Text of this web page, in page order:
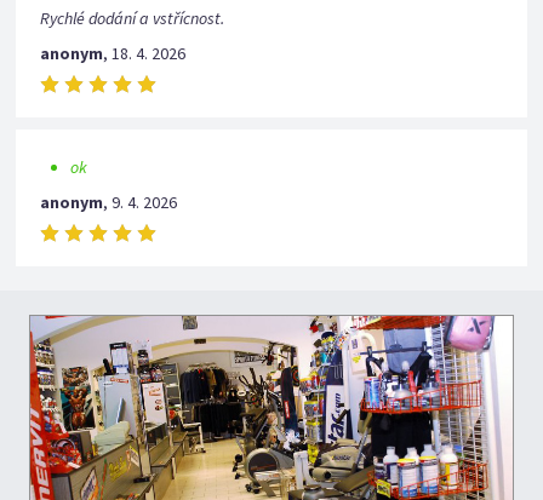
Rychlé dodání a vstřícnost.
anonym,18. 4. 2026
ok
anonym,9. 4. 2026